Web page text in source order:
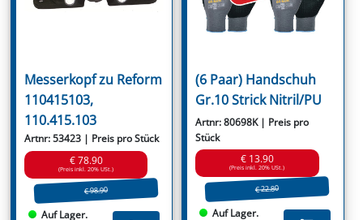
Messerkopf zu Reform
110415103,
110.415.103
Artnr: 53423 | Preis pro Stück
€ 78.90
(Preis inkl. 20% USt.)
€ 98.90
Auf Lager.
(6 Paar) Handschuh
Gr.10 Strick Nitril/PU
Artnr: 80698K | Preis pro
Stück
€ 13.90
(Preis inkl. 20% USt.)
€ 22.80
Auf Lager.